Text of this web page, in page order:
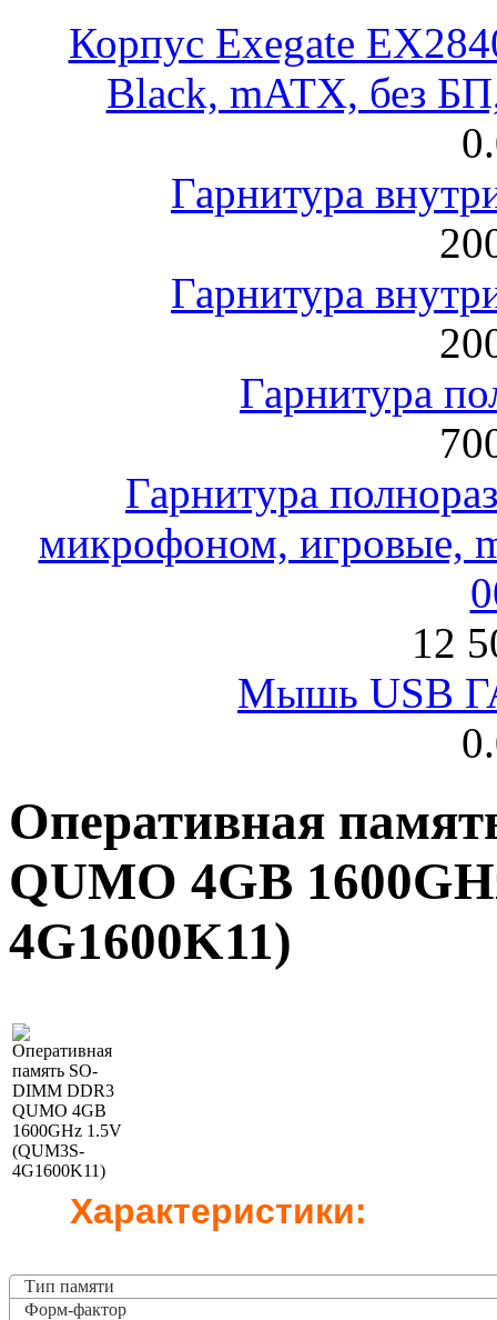
Корпус Exegate
Black, mATX, без
Гарнитура
Гарнитура
Гарнитура
Гарнитура
микрофоном, игровые,
12
Мышь USB
Оперативная
QUMO 4GB
4G1600K11)
Характеристики:
Тип памяти
Форм-фактор